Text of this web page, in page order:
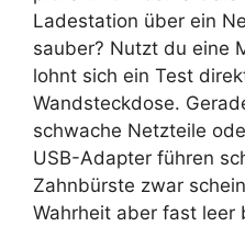
Ladestation über ein
sauber? Nutzt du eine
lohnt sich ein Test
Wandsteckdose.
schwache Netzteile
USB-Adapter führen
Zahnbürste zwar
Wahrheit aber fast leer